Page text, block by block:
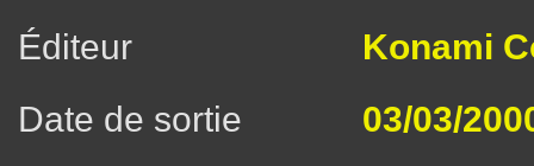
Éditeur
Konami
Date de sortie
03/03/